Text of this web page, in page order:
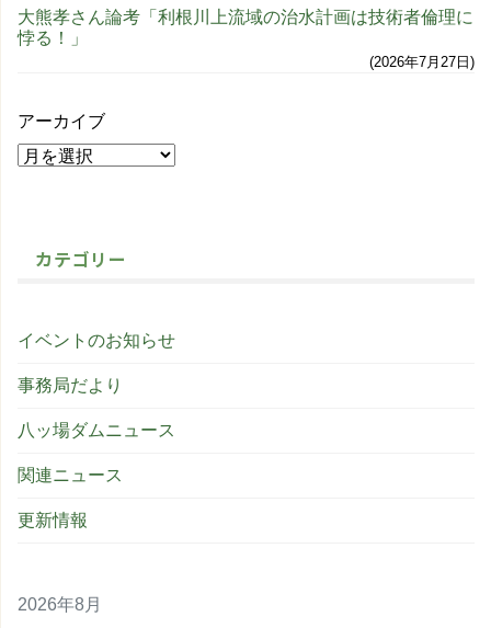
大熊孝さん論考「利根川上流域の治水計画は技術者倫理に
悖る！」
2026年7月27日
アーカイブ
カテゴリー
イベントのお知らせ
事務局だより
八ッ場ダムニュース
関連ニュース
更新情報
2026年8月